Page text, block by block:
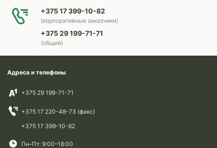
+375 17 399-10-82
(корпоративные заказчики)
+375 29 199-71-71
(общий)
Адреса и телефоны
+375 29 199-71-71
+375 17 220-48-73 (факс)
+375 17 399-10-82
Пн–Пт: 9:00–18:00